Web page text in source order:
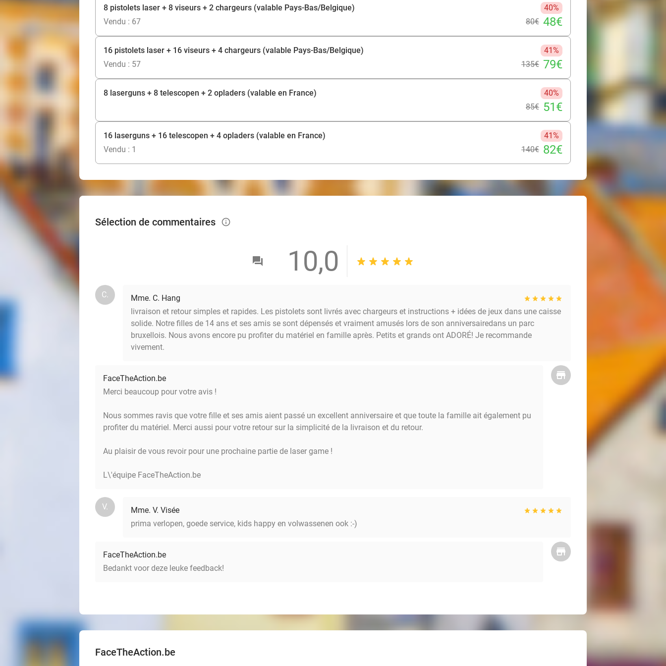
pas de frais supplémentaires ! Oserez-vous relever le défi ?
8 pistolets laser + 8 viseurs + 2 chargeurs (valable Pays-Bas/Belgique)
40%
Vendu : 67
80€ 48€
16 pistolets laser + 16 viseurs + 4 chargeurs (valable Pays-Bas/Belgique)
41%
Vendu : 57
135€ 79€
8 laserguns + 8 telescopen + 2 opladers (valable en France)
40%
85€ 51€
16 laserguns + 16 telescopen + 4 opladers (valable en France)
41%
Vendu : 1
140€ 82€
Sélection de commentaires info_outlined
10,0
C.
Mme. C. Hang
livraison et retour simples et rapides. Les pistolets sont livrés avec chargeurs et instructions + idées de jeux dans une caisse
solide. Notre filles de 14 ans et ses amis se sont dépensés et vraiment amusés lors de son anniversairedans un parc
bruxellois. Nous avons encore pu profiter du matériel en famille après. Petits et grands ont ADORÉ! Je recommande
vivement.
FaceTheAction.be
Merci beaucoup pour votre avis !
Nous sommes ravis que votre fille et ses amis aient passé un excellent anniversaire et que toute la famille ait également pu
profiter du matériel. Merci aussi pour votre retour sur la simplicité de la livraison et du retour.
Au plaisir de vous revoir pour une prochaine partie de laser game !
L\'équipe FaceTheAction.be
V.
Mme. V. Visée
prima verlopen, goede service, kids happy en volwassenen ook :-)
FaceTheAction.be
Bedankt voor deze leuke feedback!
FaceTheAction.be